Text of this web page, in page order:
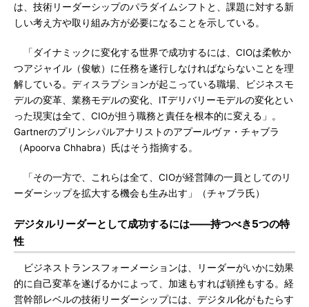
は、技術リーダーシップのパラダイムシフトと、課題に対する新
しい考え方や取り組み方が必要になることを示している。
「ダイナミックに変化する世界で成功するには、CIOは柔軟か
つアジャイル（俊敏）に任務を遂行しなければならないことを理
解している。ディスラプションが起こっている職場、ビジネスモ
デルの変革、業務モデルの変化、ITデリバリーモデルの変化とい
った現実は全て、CIOが担う職務と責任を根本的に変える」。
Gartnerのプリンシパルアナリストのアプールヴァ・チャブラ
（Apoorva Chhabra）氏はそう指摘する。
「その一方で、これらは全て、CIOが経営陣の一員としてのリ
ーダーシップを拡大する機会も生み出す」（チャブラ氏）
デジタルリーダーとして成功するには――持つべき5つの特
性
ビジネストランスフォーメーションは、リーダーがいかに効果
的に自己変革を遂げるかによって、加速もすれば頓挫もする。経
営幹部レベルの技術リーダーシップには、デジタル化がもたらす